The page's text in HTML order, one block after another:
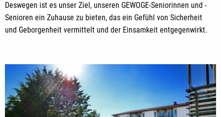
Deswegen ist es unser Ziel, unseren GEWOGE-Seniorinnen und -
Senioren ein Zuhause zu bieten, das ein Gefühl von Sicherheit
und Geborgenheit vermittelt und der Einsamkeit entgegenwirkt.